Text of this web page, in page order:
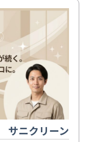
サニクリーン